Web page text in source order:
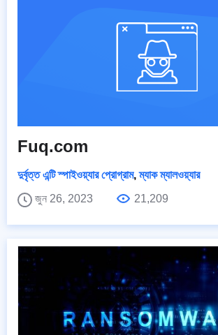
Fuq.com
দুর্বৃত্ত এন্টি স্পাইওয়্যার প্রোগ্রাম,ম্যাক ম্যালওয়্যার
জুন 26, 2023
21,209